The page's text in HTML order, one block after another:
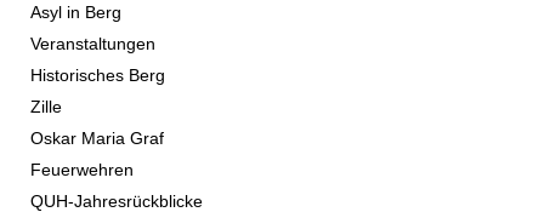
Asyl in Berg
Veranstaltungen
Historisches Berg
Zille
Oskar Maria Graf
Feuerwehren
QUH-Jahresrückblicke